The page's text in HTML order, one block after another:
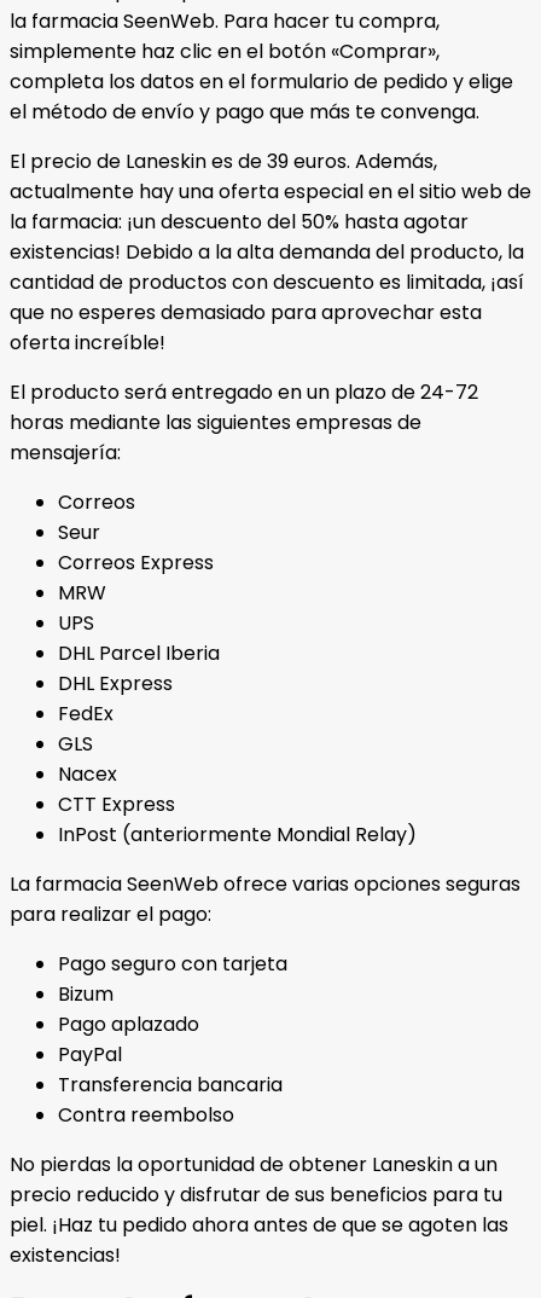
la farmacia SeenWeb. Para hacer tu compra,
simplemente haz clic en el botón «Comprar»,
completa los datos en el formulario de pedido y elige
el método de envío y pago que más te convenga.
El precio de Laneskin es de 39 euros. Además,
actualmente hay una oferta especial en el sitio web de
la farmacia: ¡un descuento del 50% hasta agotar
existencias! Debido a la alta demanda del producto, la
cantidad de productos con descuento es limitada, ¡así
que no esperes demasiado para aprovechar esta
oferta increíble!
El producto será entregado en un plazo de 24-72
horas mediante las siguientes empresas de
mensajería:
Correos
Seur
Correos Express
MRW
UPS
DHL Parcel Iberia
DHL Express
FedEx
GLS
Nacex
CTT Express
InPost (anteriormente Mondial Relay)
La farmacia SeenWeb ofrece varias opciones seguras
para realizar el pago:
Pago seguro con tarjeta
Bizum
Pago aplazado
PayPal
Transferencia bancaria
Contra reembolso
No pierdas la oportunidad de obtener Laneskin a un
precio reducido y disfrutar de sus beneficios para tu
piel. ¡Haz tu pedido ahora antes de que se agoten las
existencias!